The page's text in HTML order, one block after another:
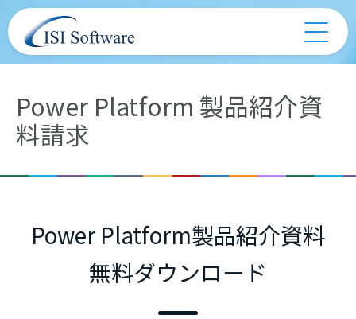
Power Platform 製品紹介資
料請求
Power Platform製品紹介資料
無料ダウンロード